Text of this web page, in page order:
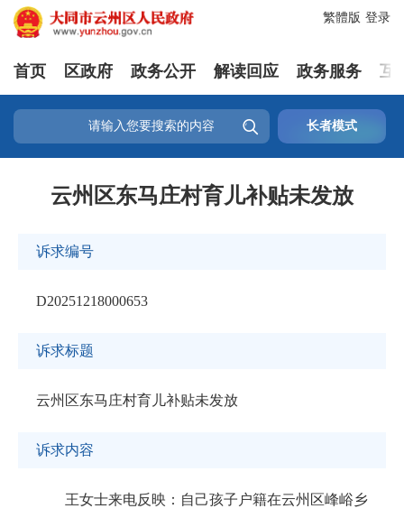
登录
繁體版
首页 区政府 政务公开 解读回应 政务服务 互
 长者模式
云州区东马庄村育儿补贴未发放
诉求编号
D20251218000653
诉求标题
云州区东马庄村育儿补贴未发放
诉求内容
王女士来电反映：自己孩子户籍在云州区峰峪乡